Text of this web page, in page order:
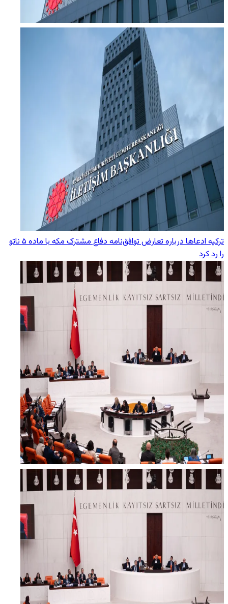
ترکیه ادعاها درباره تعارض توافق‌نامه دفاع مشترک مکه با ماده ۵ ناتو
را رد کرد